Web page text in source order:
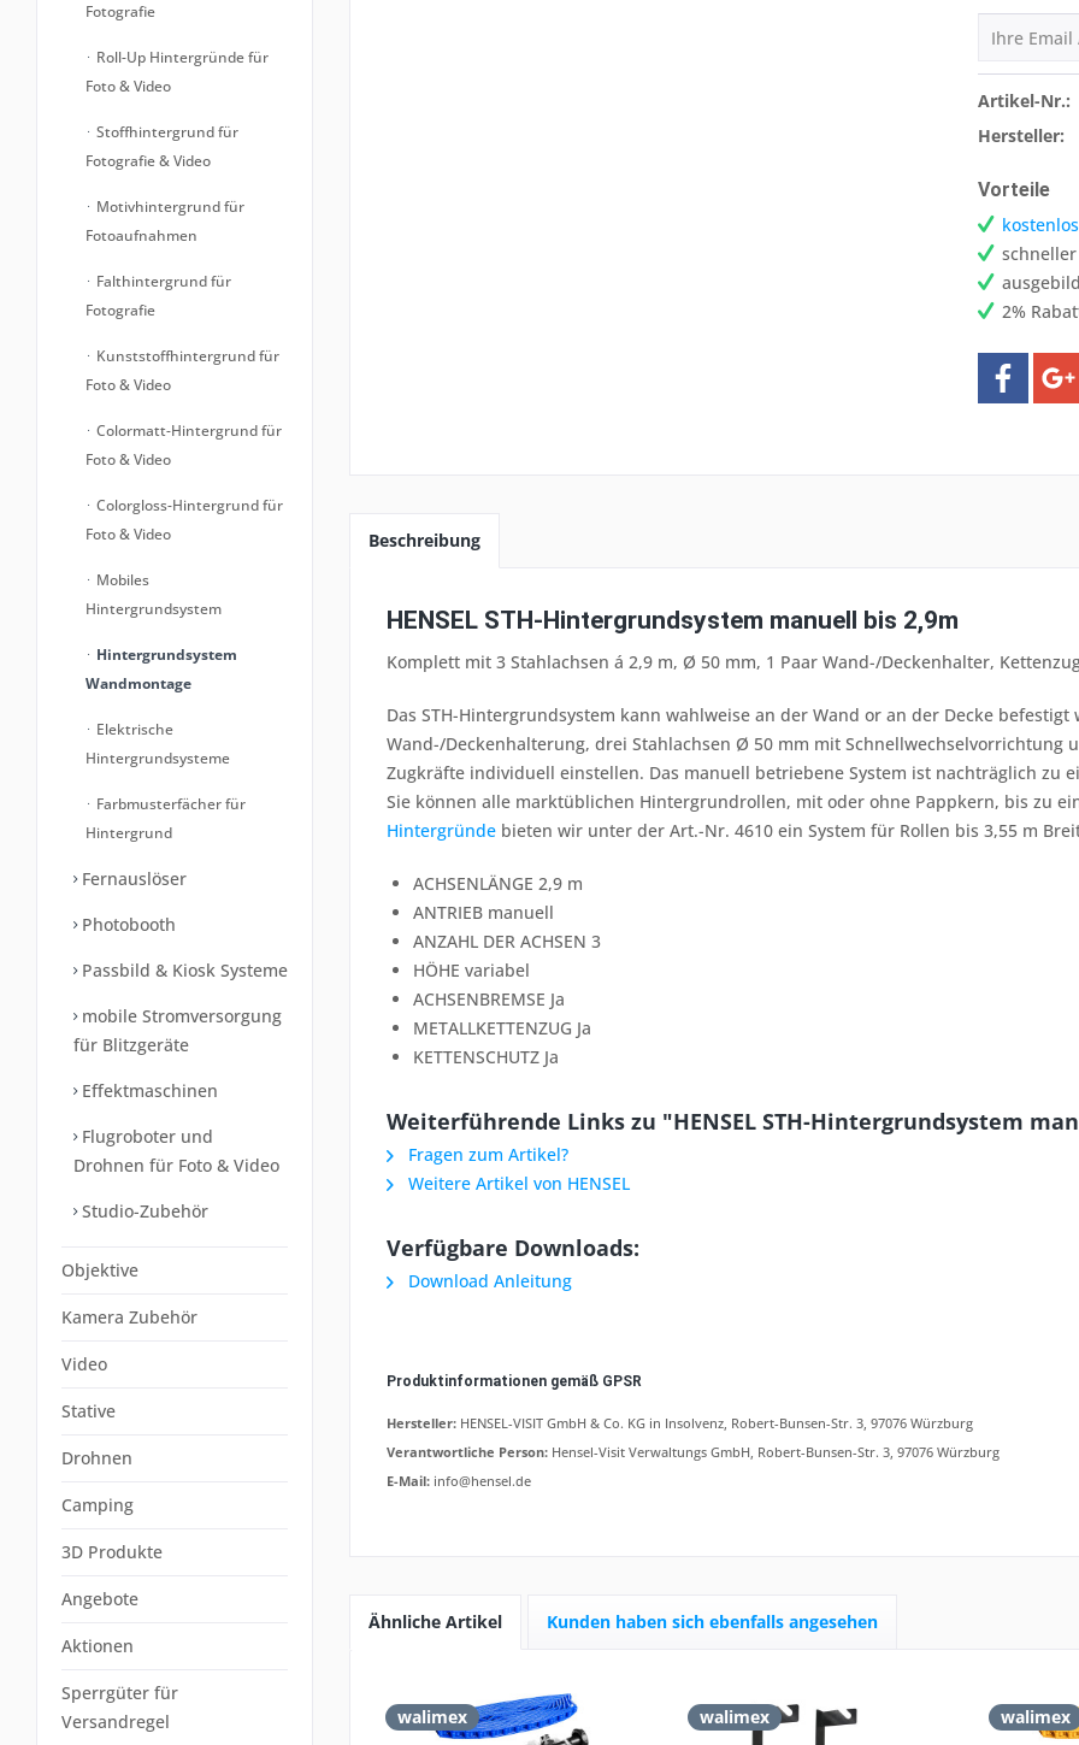
Fotografie
Roll-Up Hintergründe für
Foto & Video
Stoffhintergrund für
Fotografie & Video
Motivhintergrund für
Fotoaufnahmen
Falthintergrund für
Fotografie
Kunststoffhintergrund für
Foto & Video
Colormatt-Hintergrund für
Foto & Video
Colorgloss-Hintergrund für
Foto & Video
Mobiles
Hintergrundsystem
Hintergrundsystem
Wandmontage
Elektrische
Hintergrundsysteme
Farbmusterfächer für
Hintergrund
Fernauslöser
Photobooth
Passbild & Kiosk Systeme
mobile Stromversorgung
für Blitzgeräte
Effektmaschinen
Flugroboter und
Drohnen für Foto & Video
Studio-Zubehör
Objektive
Kamera Zubehör
Video
Stative
Drohnen
Camping
3D Produkte
Angebote
Aktionen
Sperrgüter für
Versandregel
Artikel-Nr.:
Hersteller:
Vorteile
2%
Beschreibung
HENSEL STH-Hintergrundsystem manuell bis 2,9m
Komplett mit 3 Stahlachsen á 2,9 m, Ø 50 mm, 1 Paar Wand-/Deckenhalter,
Das STH-Hintergrundsystem kann wahlweise an der Wand or an der Decke
Wand-/Deckenhalterung, drei Stahlachsen Ø 50 mm mit Schnellwechselvorrichtung
Zugkräfte individuell einstellen. Das manuell betriebene System ist nachträglich zu
Sie können alle marktüblichen Hintergrundrollen, mit oder ohne Pappkern, bis zu
Hintergründe bieten wir unter der Art.-Nr. 4610 ein System für Rollen bis 3,55 m
ACHSENLÄNGE 2,9 m
ANTRIEB manuell
ANZAHL DER ACHSEN 3
HÖHE variabel
ACHSENBREMSE Ja
METALLKETTENZUG Ja
KETTENSCHUTZ Ja
Weiterführende Links zu "HENSEL STH-Hintergrundsystem
Fragen zum Artikel?
Weitere Artikel von HENSEL
Verfügbare Downloads:
Download Anleitung
Produktinformationen gemäß GPSR
Hersteller: HENSEL-VISIT GmbH & Co. KG in Insolvenz, Robert-Bunsen-Str. 3, 97076 Würzburg
Verantwortliche Person: Hensel-Visit Verwaltungs GmbH, Robert-Bunsen-Str. 3, 97076 Würzburg
E-Mail: info@hensel.de
Ähnliche Artikel Kunden haben sich ebenfalls angesehen
walimex walimex walimex